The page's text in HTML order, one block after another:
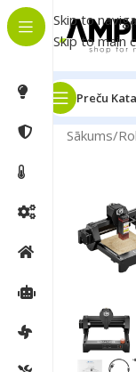
Skip to
Skip to main
Preču
Sākums/